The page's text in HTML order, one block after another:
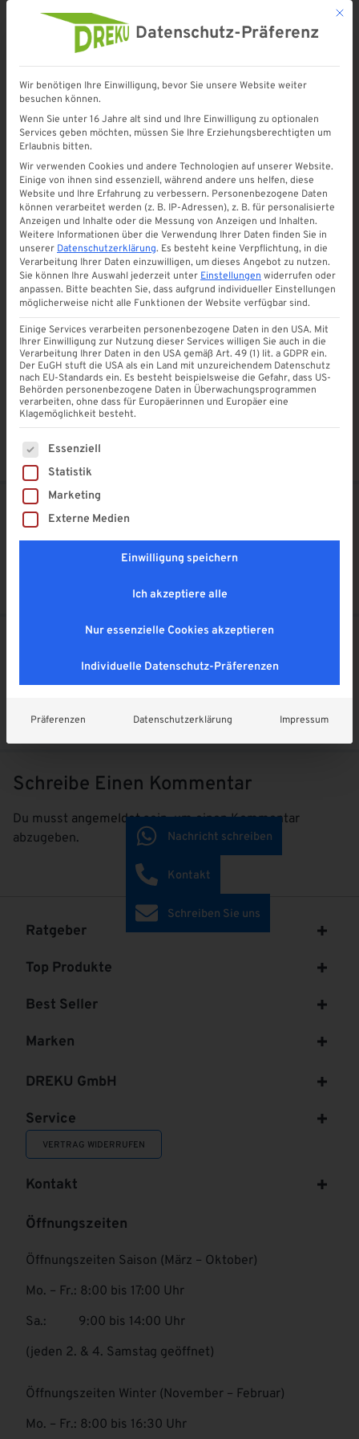
REFERENZEN
Referenzen Daniel Theiss
VonWebtonia April 2018 0
Referenz vom Kunden
Hallo Herr Schwalm,
Kompliment! Perfekter Service und Beratung vor der
Vertragsabschließung, Termineinhaltung und eine
professionelle Montage zum absolut fairen Preis.
Herzlichen Dank! Hat alles wunderbar gepasst und jetzt
freuen wir uns auf schöne Jahre mit unseren neuen
Überdachung.
Alles Gute!
Vorheriger Beitrag
April 2018 April 2018 0
Schreibe Einen Kommentar
Du musst angemeldetsein, um einen Kommentar
abzugeben.
Ratgeber
Top Produkte
Best Seller
Marken
DREKU GmbH
Service
VERTRAG WIDERRUFEN
Kontakt
Öffnungszeiten
Öffnungszeiten Saison (März – Oktober)
Mo. – Fr.: 8:00 bis 17:00 Uhr
Sa.: 9:00 bis 14:00 Uhr
(jeden 2. & 4. Samstag geöffnet)
Öffnungszeiten Winter (November – Februar)
Mo. – Fr.: 8:00 bis 16:30 Uhr
Nachricht schreiben
Kontakt
Schreiben Sie uns
Mit
Datenschutz-Präferenz
Wir benötigen Ihre Einwilligung, bevor Sie unsere Website weiter
besuchen können.
Wenn Sie unter 16 Jahre alt sind und Ihre Einwilligung zu optionalen
Services geben möchten, müssen Sie Ihre Erziehungsberechtigten um
Erlaubnis bitten.
Wir verwenden Cookies und andere Technologien auf unserer Website.
Einige von ihnen sind essenziell, während andere uns helfen, diese
Website und Ihre Erfahrung zu verbessern. Personenbezogene Daten
können verarbeitet werden (z. B. IP-Adressen), z. B. für personalisierte
Anzeigen und Inhalte oder die Messung von Anzeigen und Inhalten.
Weitere Informationen über die Verwendung Ihrer Daten finden Sie in
unserer Datenschutzerklärung. Es besteht keine Verpflichtung, in die
Verarbeitung Ihrer Daten einzuwilligen, um dieses Angebot zu nutzen.
Sie können Ihre Auswahl jederzeit unter Einstellungen widerrufen oder
anpassen. Bitte beachten Sie, dass aufgrund individueller Einstellungen
möglicherweise nicht alle Funktionen der Website verfügbar sind.
Einige Services verarbeiten personenbezogene Daten in den USA. Mit
Ihrer Einwilligung zur Nutzung dieser Services willigen Sie auch in die
Verarbeitung Ihrer Daten in den USA gemäß Art. 49 (1) lit. a GDPR ein.
Der EuGH stuft die USA als ein Land mit unzureichendem Datenschutz
nach EU-Standards ein. Es besteht beispielsweise die Gefahr, dass US-
Behörden personenbezogene Daten in Überwachungsprogrammen
verarbeiten, ohne dass für Europäerinnen und Europäer eine
Klagemöglichkeit besteht.
Es folgt eine Liste der Service-Gruppen, für die eine
Essenziell
Statistik
Marketing
Externe Medien
Einwilligung speichern
Ich akzeptiere alle
Nur essenzielle Cookies akzeptieren
Individuelle Datenschutz-Präferenzen
Präferenzen Datenschutzerklärung Impressum